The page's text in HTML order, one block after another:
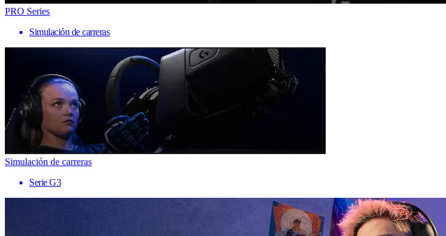
PRO Series
Simulación de carreras
Simulación de carreras
Serie G3